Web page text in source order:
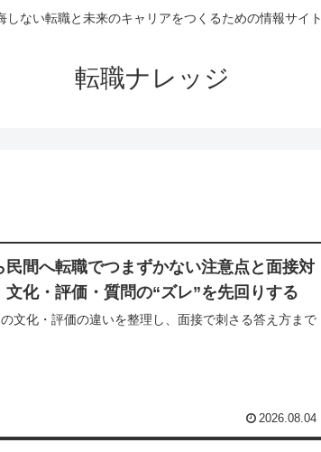
しない転職と未来のキャリアをつくるための情報サイト
転職ナレッジ
民間へ転職でつまずかない注意点と面接対
文化・評価・質問の“ズレ”を先回りする
文化・評価の違いを整理し、面接で刺さる答え方まで
2026.08.04